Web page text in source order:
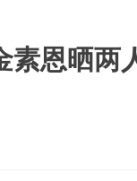
素恩晒两